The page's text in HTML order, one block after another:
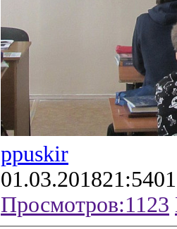
ppuskir
01.03.201821:54
Просмотров:1123